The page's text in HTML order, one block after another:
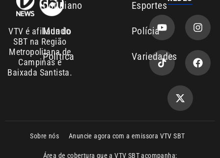
VTV é afiliada do
SBT na Região
Metropolitana de
Campinas e
Baixada Santista.
Mundo Polícia
Política Variedades
Anuncie agora com a emissora VTV SBT